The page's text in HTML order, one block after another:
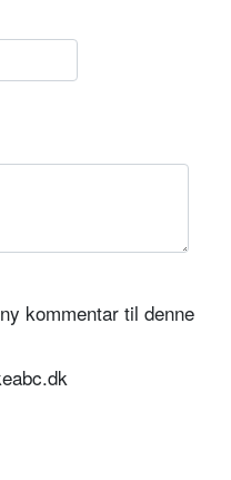
kommentar til denne